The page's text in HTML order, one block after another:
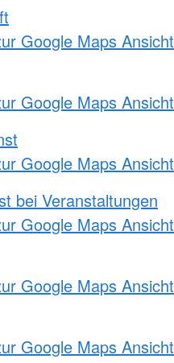
Google Maps Ansicht
Google Maps Ansicht
Google Maps Ansicht
bei Veranstaltungen
Google Maps Ansicht
Google Maps Ansicht
Google Maps Ansicht